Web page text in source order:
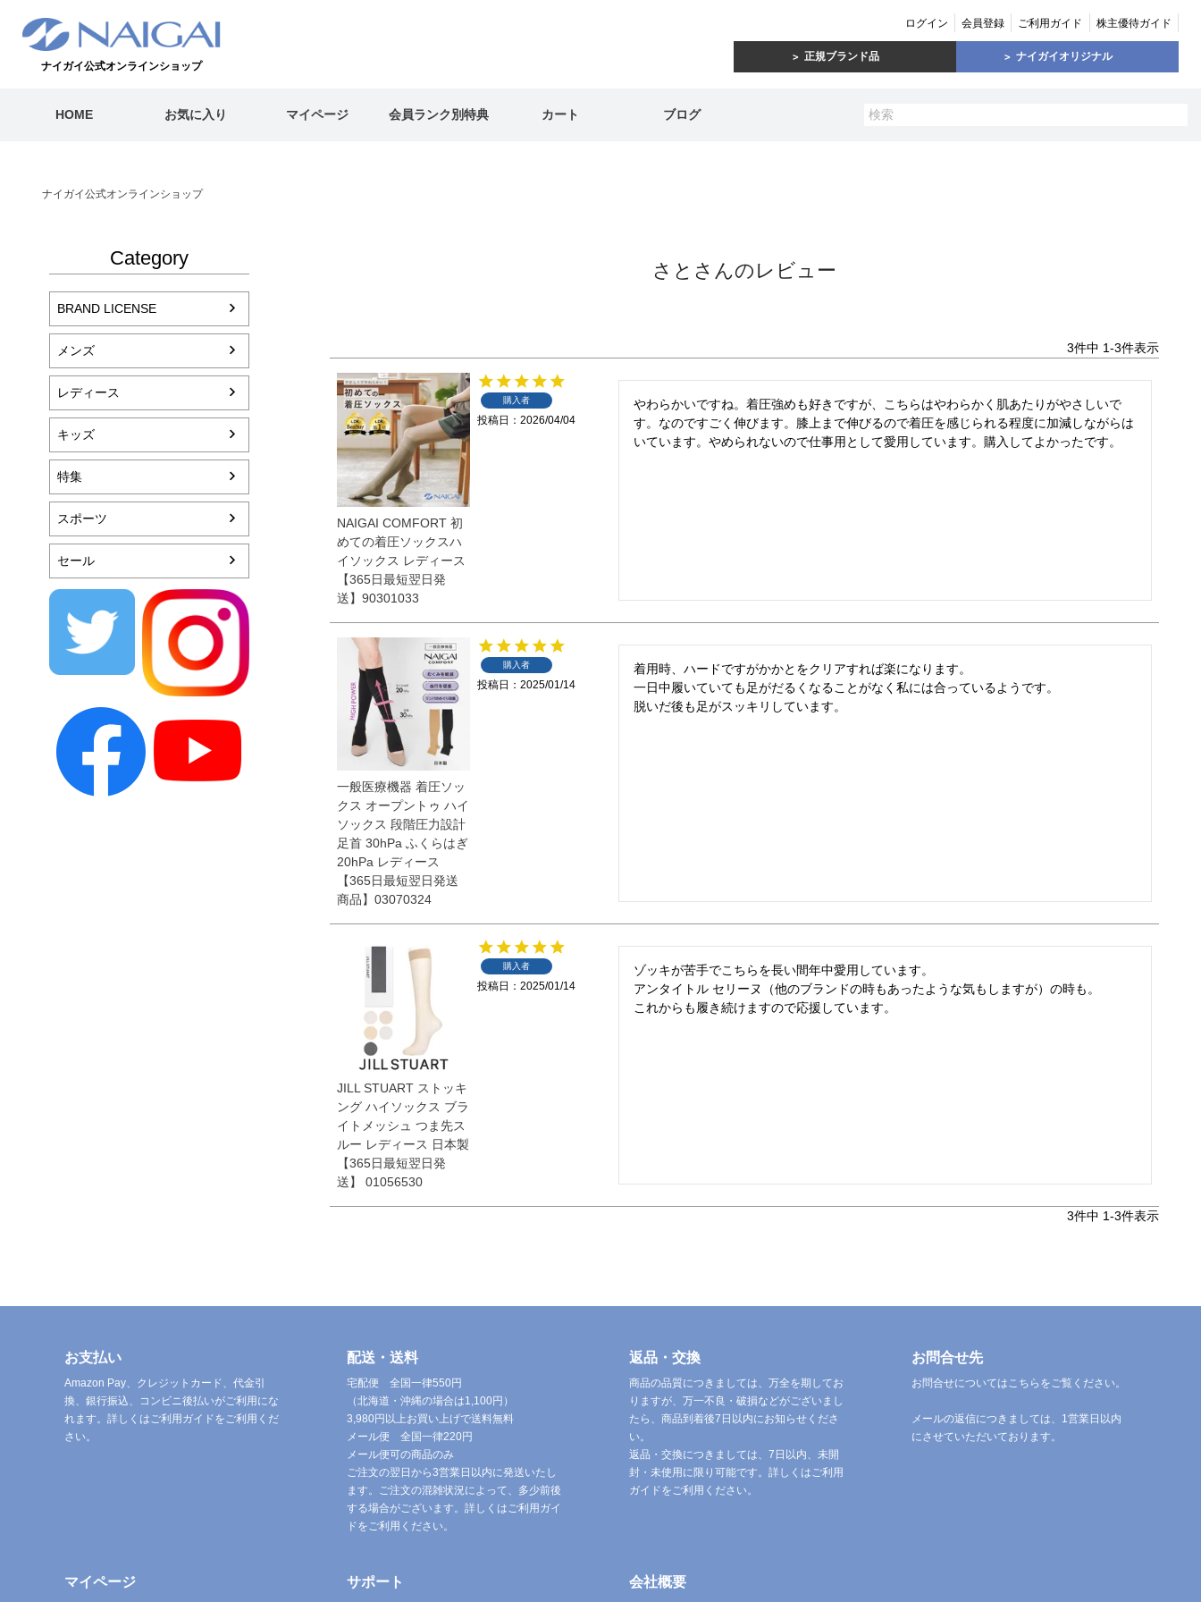
ナイガイ公式オンラインショップ
ログイン 会員登録 ご利用ガイド 株主優待ガイド
正規ブランド品 ナイガイオリジナル
HOME お気に入り マイページ 会員ランク別特典 カート ブログ
ナイガイ公式オンラインショップ
Category
BRAND LICENSE
メンズ
レディース
キッズ
特集
スポーツ
セール
さとさんのレビュー
3件中 1-3件表示
NAIGAI COMFORT 初
めての着圧ソックスハ
イソックス レディース
【365日最短翌日発
送】90301033
購入者
投稿日 2026/04/04
やわらかいですね。着圧強めも好きですが、こちらはやわらかく肌あたりがやさしいで
す。なのですごく伸びます。膝上まで伸びるので着圧を感じられる程度に加減しながらは
いています。やめられないので仕事用として愛用しています。購入してよかったです。
一般医療機器 着圧ソッ
クス オープントゥ ハイ
ソックス 段階圧力設計
足首 30hPa ふくらはぎ
20hPa レディース
【365日最短翌日発送
商品】03070324
購入者
投稿日 2025/01/14
着用時、ハードですがかかとをクリアすれば楽になります。
一日中履いていても足がだるくなることがなく私には合っているようです。
脱いだ後も足がスッキリしています。
JILL STUART ストッキ
ング ハイソックス ブラ
イトメッシュ つま先ス
ルー レディース 日本製
【365日最短翌日発
送】 01056530
購入者
投稿日 2025/01/14
ゾッキが苦手でこちらを長い間年中愛用しています。
アンタイトル セリーヌ（他のブランドの時もあったような気もしますが）の時も。
これからも履き続けますので応援しています。
3件中 1-3件表示
お支払い
Amazon Pay、クレジットカード、代金引
換、銀行振込、コンビニ後払いがご利用にな
れます。詳しくはご利用ガイドをご利用くだ
さい。
配送・送料
宅配便 全国一律550円
（北海道・沖縄の場合は1,100円）
3,980円以上お買い上げで送料無料
メール便 全国一律220円
メール便可の商品のみ
ご注文の翌日から3営業日以内に発送いたし
ます。ご注文の混雑状況によって、多少前後
する場合がございます。詳しくはご利用ガイ
ドをご利用ください。
返品・交換
商品の品質につきましては、万全を期してお
りますが、万一不良・破損などがございまし
たら、商品到着後7日以内にお知らせくださ
い。
返品・交換につきましては、7日以内、未開
封・未使用に限り可能です。詳しくはご利用
ガイドをご利用ください。
お問合せ先
お問合せについてはこちらをご覧ください。
メールの返信につきましては、1営業日以内
にさせていただいております。
マイページ サポート 会社概要